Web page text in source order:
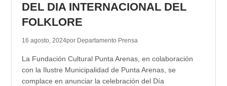
DEL DIA INTERNACIONAL DEL
FOLKLORE
16 agosto, 2024por Departamento Prensa
La Fundación Cultural Punta Arenas, en colaboración
con la Ilustre Municipalidad de Punta Arenas, se
complace en anunciar la celebración del Día